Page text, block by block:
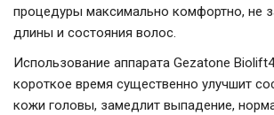
процедуры максимально комфортно, не
длины и состояния волос.
Использование аппарата Gezatone
короткое время существенно улучшит
кожи головы, замедлит выпадение,